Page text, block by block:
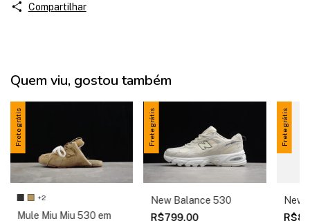
Compartilhar
Quem viu, gostou também
Frete grátis
+2
Mule Miu Miu 530 em
Frete grátis
New Balance 530
R$799,00
Frete grátis
New